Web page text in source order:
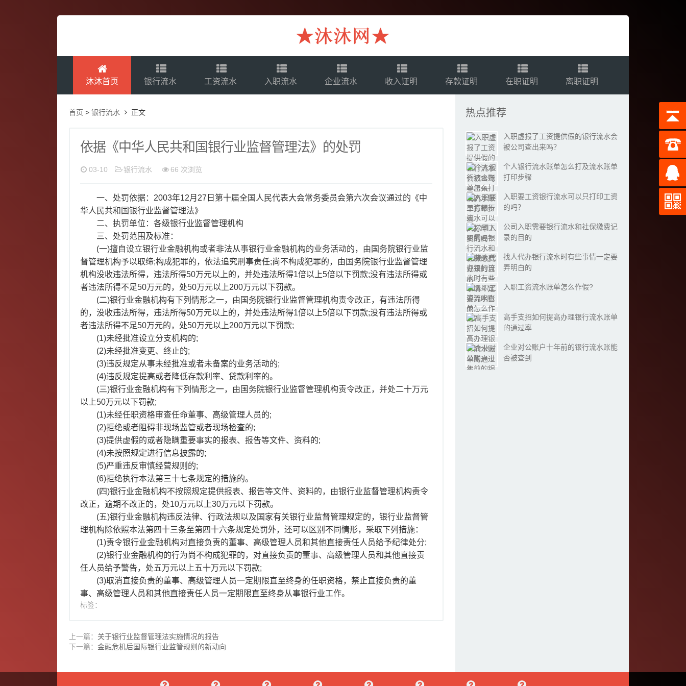
沐沐首页 银行流水 工资流水 入职流水 企业流水 收入证明 存款证明 在职证明 离职证明
首页 >银行流水 正文
依据《中华人民共和国银行业监督管理法》的处罚
03-10 银行流水 66 次浏览
一、处罚依据：2003年12月27日第十届全国人民代表大会常务委员会第六次会议通过的《中
华人民共和国银行业监督管理法》
二、执罚单位：各级银行业监督管理机构
三、处罚范围及标准：
(一)擅自设立银行业金融机构或者非法从事银行业金融机构的业务活动的，由国务院银行业监
督管理机构予以取缔;构成犯罪的，依法追究刑事责任;尚不构成犯罪的，由国务院银行业监督管理
机构没收违法所得，违法所得50万元以上的，并处违法所得1倍以上5倍以下罚款;没有违法所得或
者违法所得不足50万元的，处50万元以上200万元以下罚款。
(二)银行业金融机构有下列情形之一，由国务院银行业监督管理机构责令改正，有违法所得
的，没收违法所得，违法所得50万元以上的，并处违法所得1倍以上5倍以下罚款;没有违法所得或
者违法所得不足50万元的，处50万元以上200万元以下罚款;
(1)未经批准设立分支机构的;
(2)未经批准变更、终止的;
(3)违反规定从事未经批准或者未备案的业务活动的;
(4)违反规定提高或者降低存款利率、贷款利率的。
(三)银行业金融机构有下列情形之一，由国务院银行业监督管理机构责令改正，并处二十万元
以上50万元以下罚款;
(1)未经任职资格审查任命董事、高级管理人员的;
(2)拒绝或者阻碍非现场监管或者现场检查的;
(3)提供虚假的或者隐瞒重要事实的报表、报告等文件、资料的;
(4)未按照规定进行信息披露的;
(5)严重违反审慎经营规则的;
(6)拒绝执行本法第三十七条规定的措施的。
(四)银行业金融机构不按照规定提供报表、报告等文件、资料的，由银行业监督管理机构责令
改正，逾期不改正的，处10万元以上30万元以下罚款。
(五)银行业金融机构违反法律、行政法规以及国家有关银行业监督管理规定的，银行业监督管
理机构除依照本法第四十三条至第四十六条规定处罚外，还可以区别不同情形，采取下列措施：
(1)责令银行业金融机构对直接负责的董事、高级管理人员和其他直接责任人员给予纪律处分;
(2)银行业金融机构的行为尚不构成犯罪的，对直接负责的董事、高级管理人员和其他直接责
任人员给予警告，处五万元以上五十万元以下罚款;
(3)取消直接负责的董事、高级管理人员一定期限直至终身的任职资格，禁止直接负责的董
事、高级管理人员和其他直接责任人员一定期限直至终身从事银行业工作。
标签：
上一篇： 关于银行业监督管理法实施情况的报告
下一篇：金融危机后国际银行业监管规则的新动向
热点推荐
入职虚报了工资提供假的银行流水会
被公司查出来吗？
个人银行流水账单怎么打及流水账单
打印步骤
入职要工资银行流水可以只打印工资
的吗？
公司入职需要银行流水和社保缴费记
录的目的
找人代办银行流水时有些事情一定要
弄明白的
入职工资流水账单怎么作假?
高手支招如何提高办理银行流水账单
的通过率
企业对公账户十年前的银行流水账能
否被查到